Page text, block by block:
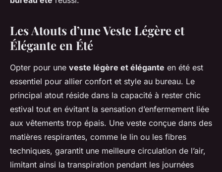
Les Atouts d’une Veste Légère et
Élégante en Été
Opter pour une veste légère et élégante en été est
essentiel pour allier confort et style au bureau. Le
principal atout réside dans la capacité à rester chic
estival tout en évitant la sensation d’enfermement liée
aux vêtements trop épais. Une veste conçue dans des
matières respirantes, comme le lin ou les fibres
techniques, garantit une meilleure circulation de l’air,
limitant ainsi la transpiration pendant les journées